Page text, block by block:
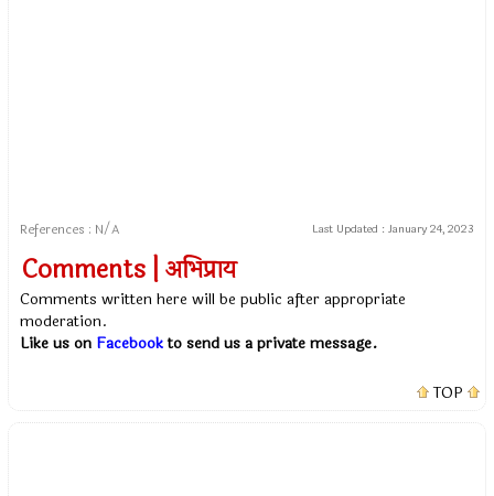
References : N/A Last Updated : January 24, 2023
Comments | अभिप्राय
Comments written here will be public after appropriate
moderation.
Like us on Facebookto send us a private message.
TOP